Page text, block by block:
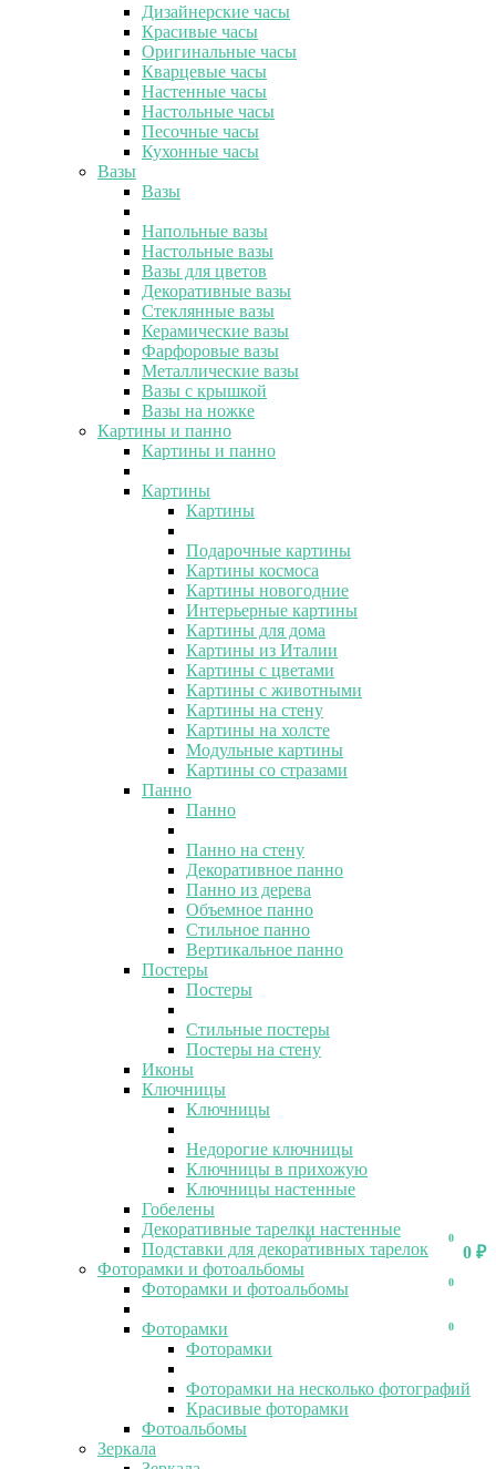
0
0 ₽
0
0
0
Дизайнерские часы
Красивые часы
Оригинальные часы
Кварцевые часы
Настенные часы
Настольные часы
Песочные часы
Кухонные часы
Вазы
Вазы
Напольные вазы
Настольные вазы
Вазы для цветов
Декоративные вазы
Стеклянные вазы
Керамические вазы
Фарфоровые вазы
Металлические вазы
Вазы с крышкой
Вазы на ножке
Картины и панно
Картины и панно
Картины
Картины
Подарочные картины
Картины космоса
Картины новогодние
Интерьерные картины
Картины для дома
Картины из Италии
Картины с цветами
Картины с животными
Картины на стену
Картины на холсте
Модульные картины
Картины со стразами
Панно
Панно
Панно на стену
Декоративное панно
Панно из дерева
Объемное панно
Стильное панно
Вертикальное панно
Постеры
Постеры
Стильные постеры
Постеры на стену
Иконы
Ключницы
Ключницы
Недорогие ключницы
Ключницы в прихожую
Ключницы настенные
Гобелены
Декоративные тарелки настенные
Подставки для декоративных тарелок
Фоторамки и фотоальбомы
Фоторамки и фотоальбомы
Фоторамки
Фоторамки
Фоторамки на несколько фотографий
Красивые фоторамки
Фотоальбомы
Зеркала